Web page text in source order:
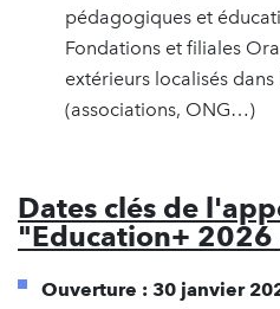
pédagogiques et
Fondations et filiales
extérieurs localisés
(associations, ONG…)
Dates clés de
"Education+
Ouverture : 30 janvier